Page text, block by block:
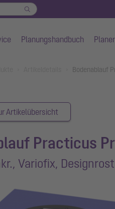
Planungshandbuch
Bodenablauf
Artikelübersicht
Practicus
Variofix, Designrost